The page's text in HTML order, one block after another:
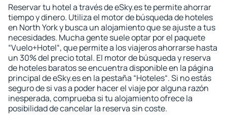
Reservar tu hotel a través de eSky.es te permite ahorrar
tiempo y dinero. Utiliza el motor de búsqueda de hoteles
en North York y busca un alojamiento que se ajuste a tus
necesidades. Mucha gente suele optar por el paquete
“Vuelo+Hotel“, que permite a los viajeros ahorrarse hasta
un 30% del precio total. El motor de búsqueda y reserva
de hoteles baratos se encuentra disponible en la página
principal de eSky.es en la pestaña “Hoteles“. Si no estás
seguro de si vas a poder hacer el viaje por alguna razón
inesperada, comprueba si tu alojamiento ofrece la
posibilidad de cancelar la reserva sin coste.